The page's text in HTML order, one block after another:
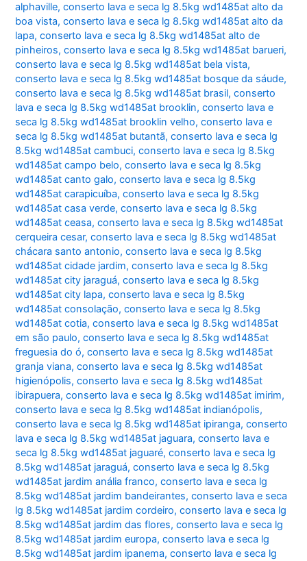
alphaville,conserto lava e seca lg 8.5kg wd1485at alto da
boa vista,conserto lava e seca lg 8.5kg wd1485at alto da
lapa,conserto lava e seca lg 8.5kg wd1485at alto de
pinheiros,conserto lava e seca lg 8.5kg wd1485at barueri,
conserto lava e seca lg 8.5kg wd1485at bela vista,
conserto lava e seca lg 8.5kg wd1485at bosque da sáude,
conserto lava e seca lg 8.5kg wd1485at brasil,conserto
lava e seca lg 8.5kg wd1485at brooklin,conserto lava e
seca lg 8.5kg wd1485at brooklin velho,conserto lava e
seca lg 8.5kg wd1485at butantã,conserto lava e seca lg
8.5kg wd1485at cambuci,conserto lava e seca lg 8.5kg
wd1485at campo belo,conserto lava e seca lg 8.5kg
wd1485at canto galo,conserto lava e seca lg 8.5kg
wd1485at carapicuíba,conserto lava e seca lg 8.5kg
wd1485at casa verde,conserto lava e seca lg 8.5kg
wd1485at ceasa,conserto lava e seca lg 8.5kg wd1485at
cerqueira cesar,conserto lava e seca lg 8.5kg wd1485at
chácara santo antonio,conserto lava e seca lg 8.5kg
wd1485at cidade jardim,conserto lava e seca lg 8.5kg
wd1485at city jaraguá,conserto lava e seca lg 8.5kg
wd1485at city lapa,conserto lava e seca lg 8.5kg
wd1485at consolação,conserto lava e seca lg 8.5kg
wd1485at cotia,conserto lava e seca lg 8.5kg wd1485at
em são paulo,conserto lava e seca lg 8.5kg wd1485at
freguesia do ó,conserto lava e seca lg 8.5kg wd1485at
granja viana,conserto lava e seca lg 8.5kg wd1485at
higienópolis,conserto lava e seca lg 8.5kg wd1485at
ibirapuera,conserto lava e seca lg 8.5kg wd1485at imirim,
conserto lava e seca lg 8.5kg wd1485at indianópolis,
conserto lava e seca lg 8.5kg wd1485at ipiranga,conserto
lava e seca lg 8.5kg wd1485at jaguara,conserto lava e
seca lg 8.5kg wd1485at jaguaré,conserto lava e seca lg
8.5kg wd1485at jaraguá,conserto lava e seca lg 8.5kg
wd1485at jardim anália franco,conserto lava e seca lg
8.5kg wd1485at jardim bandeirantes,conserto lava e seca
lg 8.5kg wd1485at jardim cordeiro,conserto lava e seca lg
8.5kg wd1485at jardim das flores,conserto lava e seca lg
8.5kg wd1485at jardim europa,conserto lava e seca lg
8.5kg wd1485at jardim ipanema,conserto lava e seca lg